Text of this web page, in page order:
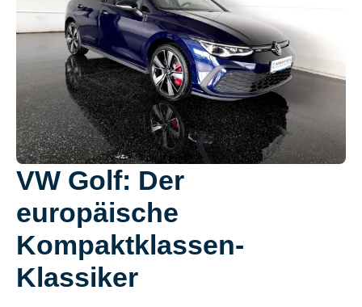
VW Golf: Der
europäische
Kompaktklassen-
Klassiker